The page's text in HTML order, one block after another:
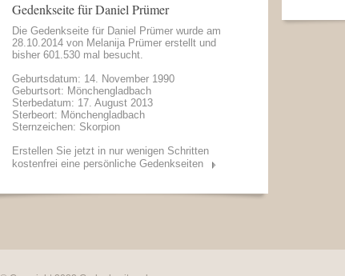
Gedenkseite für Daniel Prümer
Die Gedenkseite für Daniel Prümer wurde am
28.10.2014 von Melanija Prümer erstellt und
bisher 601.530 mal besucht.
Geburtsdatum: 14. November 1990
Geburtsort: Mönchengladbach
Sterbedatum: 17. August 2013
Sterbeort: Mönchengladbach
Sternzeichen: Skorpion
Erstellen Sie jetzt in nur wenigen Schritten
kostenfrei eine persönliche Gedenkseiten